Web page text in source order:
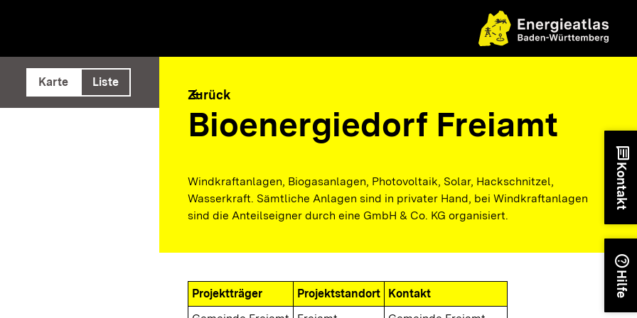
ausführen
Karte Liste
arrow_back
Zurück
Bioenergiedorf Freiamt
Windkraftanlagen, Biogasanlagen, Photovoltaik, Solar, Hackschnitzel,
Wasserkraft. Sämtliche Anlagen sind in privater Hand, bei Windkraftanlagen
sind die Anteilseigner durch eine GmbH & Co. KG organisiert.
Projektträger Projektstandort
Kontakt
chat
Kontakt
help
Hilfe